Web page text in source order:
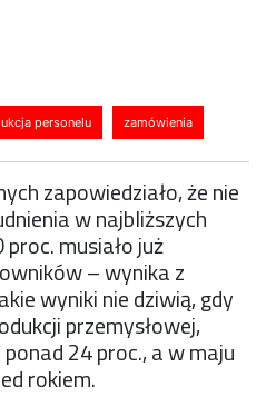
personelu zamówienia
zapowiedziało, że nie
w najbliższych
musiało już
– wynika z
wyniki nie dziwią, gdy
przemysłowej,
24 proc., a w maju
rokiem.